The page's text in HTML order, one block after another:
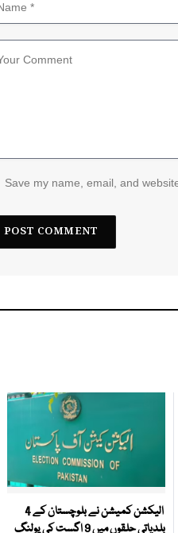
Save my name, email, and
الیکشن کمیشن نے بلوچستان کے 4
بلدیاتی حلقوں میں 9 اگست کی پولنگ